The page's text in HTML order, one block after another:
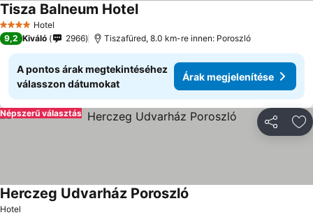
4 KategóriaHotel
Tisza Balneum Hotel
9,2 Kiváló 2966 Tiszafüred, 8.0 km-re innen: Poroszló
A pontos árak megtekintéséhez
válasszon dátumokat
Árak megjelenítése
Népszerű választás
Hotel
Herczeg Udvarház Poroszló